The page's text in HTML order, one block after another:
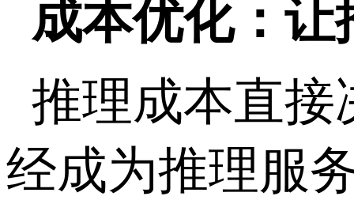
成本优化：让
推理成本直接
经成为推理服